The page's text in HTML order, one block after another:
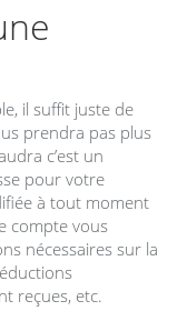
il suffit juste de
prendra pas plus
c’est un
pour votre
à tout moment
compte vous
nécessaires sur la
reçues, etc.